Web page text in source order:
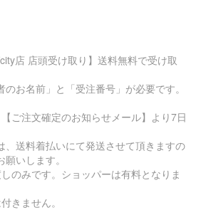
店 店頭受け取り】送料無料で受け取
お名前」と「受注番号」が必要です。
ご注文確定のお知らせメール】より7日
、送料着払いにて発送させて頂きますの
いします。
のみです。ショッパーは有料となりま
きません。